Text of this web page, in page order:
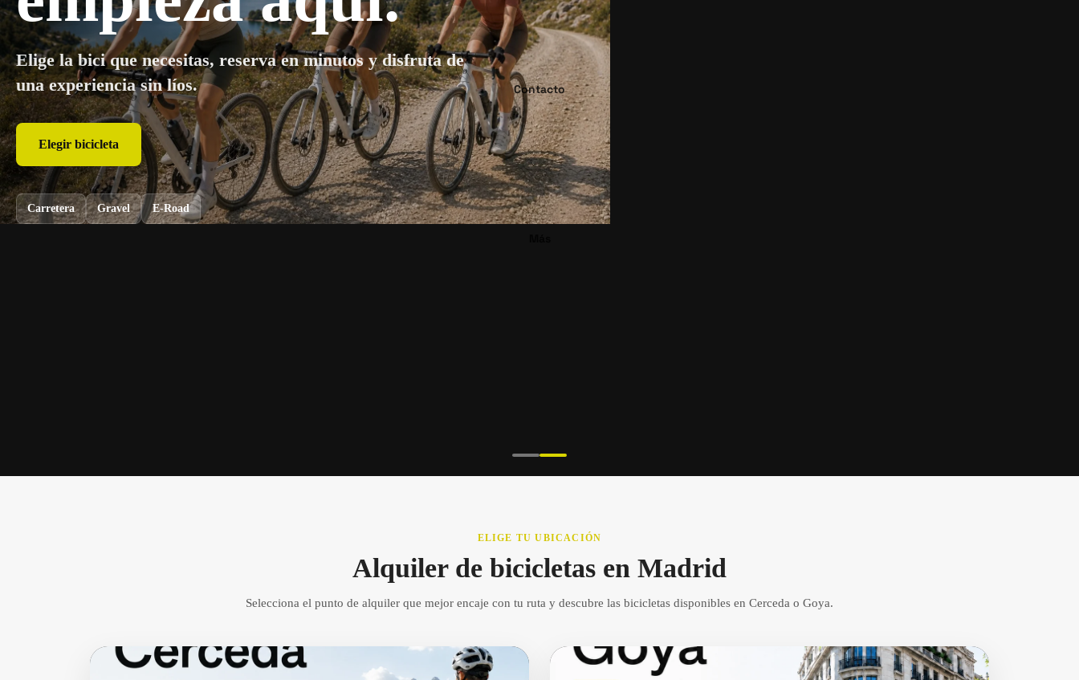
Contacto
Reservar ahora
Carretera Gravel E-Road
Elige la bici que necesitas, reserva en minutos y disfruta de
una experiencia sin líos.
Elegir bicicleta
Carretera Gravel E-Road
ELIGE TU UBICACIÓN
Alquiler de bicicletas en Madrid
Selecciona el punto de alquiler que mejor encaje con tu ruta y descubre las bicicletas disponibles en Cerceda o Goya.